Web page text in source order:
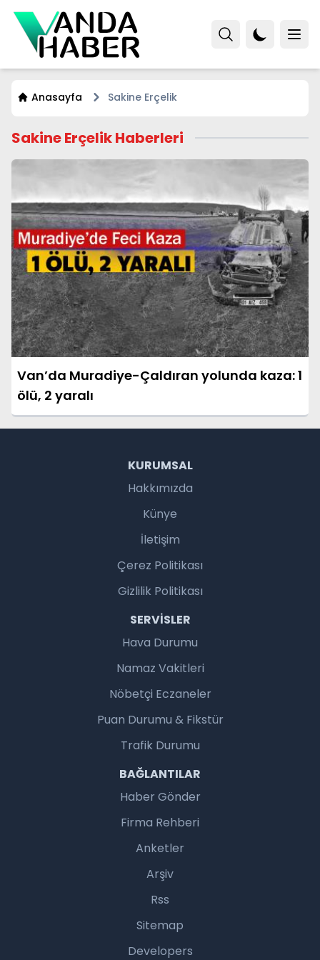
Anasayfa Sakine Erçelik
Sakine Erçelik Haberleri
Van’da Muradiye-Çaldıran yolunda kaza: 1
ölü, 2 yaralı
KURUMSAL
Hakkımızda
Künye
İletişim
Çerez Politikası
Gizlilik Politikası
SERVISLER
Hava Durumu
Namaz Vakitleri
Nöbetçi Eczaneler
Puan Durumu & Fikstür
Trafik Durumu
BAĞLANTILAR
Haber Gönder
Firma Rehberi
Anketler
Arşiv
Rss
Sitemap
Developers